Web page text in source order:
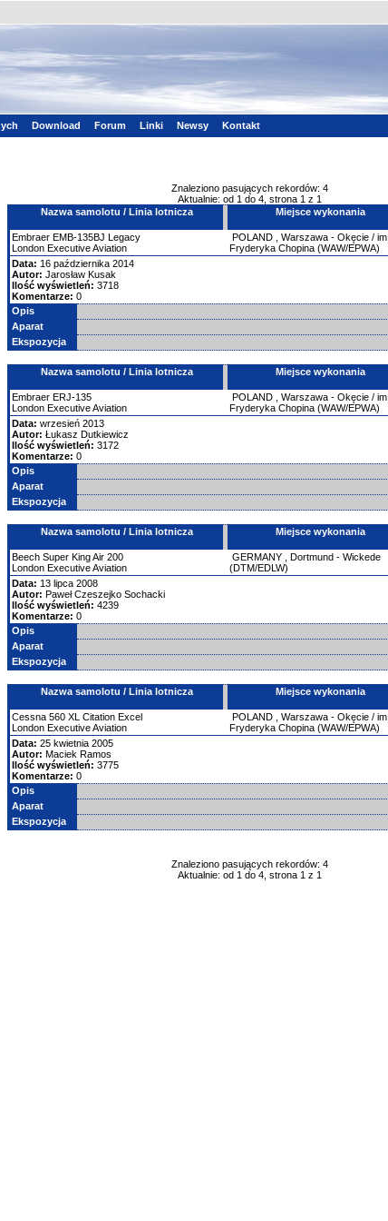
Download Forum Linki Newsy Kontakt
Znaleziono pasujących rekordów: 4
Aktualnie: od 1 do 4, strona 1 z 1
Nazwa samolotu / Linia lotnicza Miejsce wykonania
Embraer EMB-135BJ Legacy
London Executive Aviation
POLAND
Warszawa - Okęcie / im.
Fryderyka Chopina (WAW/EPWA)
Data: 16 października 2014
Autor: Jarosław Kusak
Ilość wyświetleń: 3718
Komentarze: 0
Opis
Aparat
Ekspozycja
Nazwa samolotu / Linia lotnicza Miejsce wykonania
Embraer ERJ-135
London Executive Aviation
POLAND
Warszawa - Okęcie / im.
Fryderyka Chopina (WAW/EPWA)
Data: wrzesień 2013
Autor: Łukasz Dutkiewicz
Ilość wyświetleń: 3172
Komentarze: 0
Opis
Aparat
Ekspozycja
Nazwa samolotu / Linia lotnicza Miejsce wykonania
Beech Super King Air 200
London Executive Aviation
GERMANY
Dortmund - Wickede
(DTM/EDLW)
Data: 13 lipca 2008
Autor: Paweł Czeszejko Sochacki
Ilość wyświetleń: 4239
Komentarze: 0
Opis
Aparat
Ekspozycja
Nazwa samolotu / Linia lotnicza Miejsce wykonania
Cessna 560 XL Citation Excel
London Executive Aviation
POLAND
Warszawa - Okęcie / im.
Fryderyka Chopina (WAW/EPWA)
Data: 25 kwietnia 2005
Autor: Maciek Ramos
Ilość wyświetleń: 3775
Komentarze: 0
Opis
Aparat
Ekspozycja
Znaleziono pasujących rekordów: 4
Aktualnie: od 1 do 4, strona 1 z 1